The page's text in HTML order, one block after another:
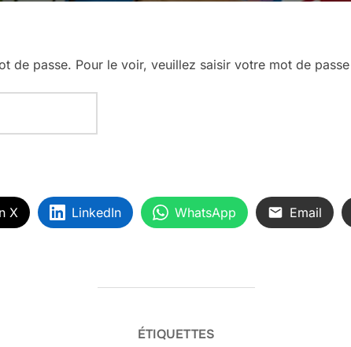
de passe. Pour le voir, veuillez saisir votre mot de
X LinkedIn WhatsApp Email
ÉTIQUETTES